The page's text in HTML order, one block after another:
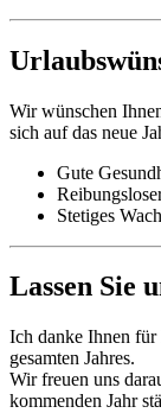
Wir wünschen
sich auf das neue
Gute
Stetiges
Lassen Sie
Ich danke Ihnen
gesamten Jahres.
Wir freuen uns
kommenden Jahr